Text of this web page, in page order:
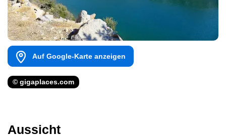
Auf Google-Karte anzeigen
© gigaplaces.com
Aussicht